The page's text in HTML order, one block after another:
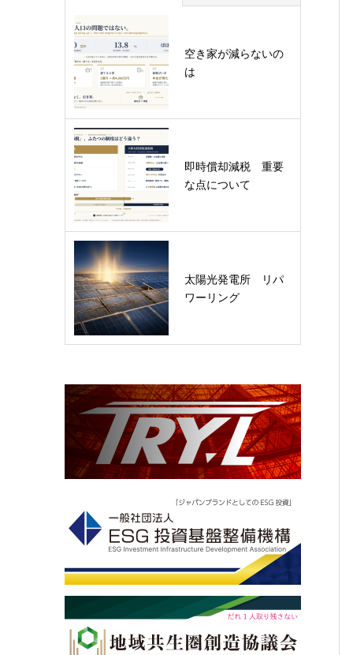
空き家が減らないの
は
即時償却減税 重要
な点について
太陽光発電所 リパ
ワーリング